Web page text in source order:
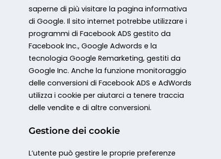
saperne di più visitare la pagina informativa
di Google. Il sito internet potrebbe utilizzare i
programmi di Facebook ADS gestito da
Facebook Inc., Google Adwords e la
tecnologia Google Remarketing, gestiti da
Google Inc. Anche la funzione monitoraggio
delle conversioni di Facebook ADS e AdWords
utilizza i cookie per aiutarci a tenere traccia
delle vendite e di altre conversioni.
Gestione dei cookie
L’utente può gestire le proprie preferenze